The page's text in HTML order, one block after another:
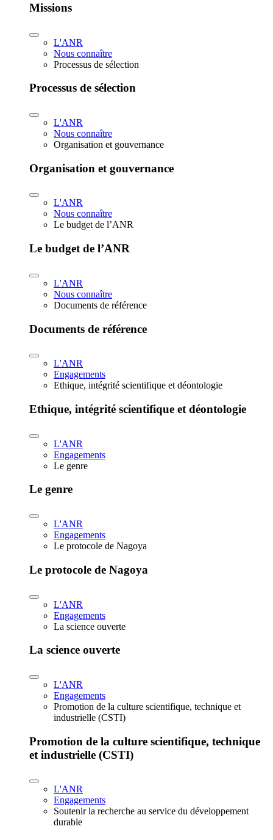
Missions
L'ANR
Nous connaître
Processus de sélection
Processus de sélection
L'ANR
Nous connaître
Organisation et gouvernance
Organisation et gouvernance
L'ANR
Nous connaître
Le budget de l’ANR
Le budget de l’ANR
L'ANR
Nous connaître
Documents de référence
Documents de référence
L'ANR
Engagements
Ethique, intégrité scientifique et déontologie
Ethique, intégrité scientifique et déontologie
L'ANR
Engagements
Le genre
Le genre
L'ANR
Engagements
Le protocole de Nagoya
Le protocole de Nagoya
L'ANR
Engagements
La science ouverte
La science ouverte
L'ANR
Engagements
Promotion de la culture scientifique, technique et
industrielle (CSTI)
Promotion de la culture scientifique, technique
et industrielle (CSTI)
L'ANR
Engagements
Soutenir la recherche au service du développement
durable